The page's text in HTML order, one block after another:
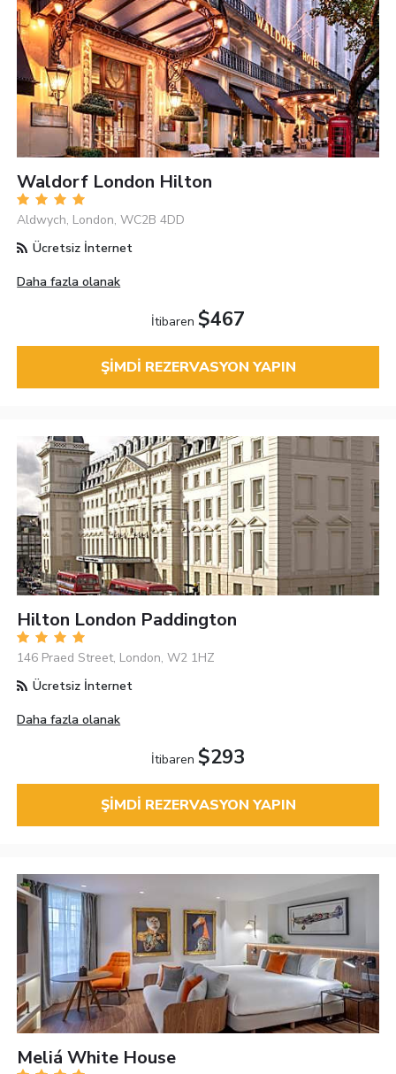
Waldorf London Hilton
Aldwych, London, WC2B 4DD
Ücretsiz İnternet
Daha fazla olanak
İtibaren $467
ŞIMDI REZERVASYON YAPIN
Hilton London Paddington
146 Praed Street, London, W2 1HZ
Ücretsiz İnternet
Daha fazla olanak
İtibaren $293
ŞIMDI REZERVASYON YAPIN
Meliá White House